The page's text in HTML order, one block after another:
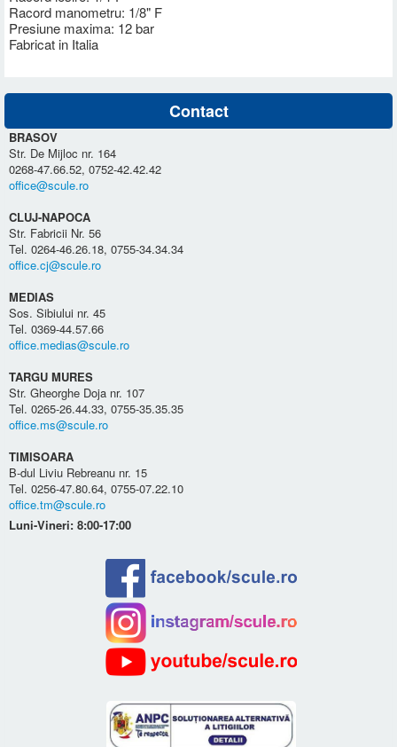
Racord manometru: 1/8" F
Presiune maxima: 12 bar
Fabricat in Italia
Contact
BRASOV
Str. De Mijloc nr. 164
0268-47.66.52, 0752-42.42.42
office@scule.ro
CLUJ-NAPOCA
Str. Fabricii Nr. 56
Tel. 0264-46.26.18, 0755-34.34.34
office.cj@scule.ro
MEDIAS
Sos. Sibiului nr. 45
Tel. 0369-44.57.66
office.medias@scule.ro
TARGU MURES
Str. Gheorghe Doja nr. 107
Tel. 0265-26.44.33, 0755-35.35.35
office.ms@scule.ro
TIMISOARA
B-dul Liviu Rebreanu nr. 15
Tel. 0256-47.80.64, 0755-07.22.10
office.tm@scule.ro
Luni-Vineri: 8:00-17:00